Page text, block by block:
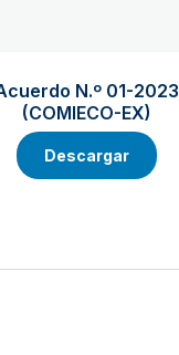
N.º 01-2023
(COMIECO-EX)
Descargar